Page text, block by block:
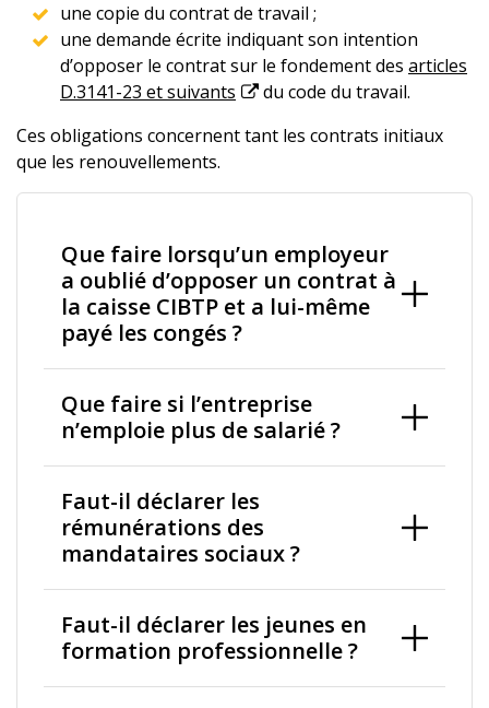
une copie du contrat de travail ;
une demande écrite indiquant son intention
d’opposer le contrat sur le fondement des articles
D.3141-23 et suivants
du code du travail.
Ces obligations concernent tant les contrats initiaux
que les renouvellements.
Que faire lorsqu’un employeur
a oublié d’opposer un contrat à
la caisse CIBTP et a lui-même
payé les congés ?
Que faire si l’entreprise
n’emploie plus de salarié ?
Faut-il déclarer les
rémunérations des
mandataires sociaux ?
Faut-il déclarer les jeunes en
formation professionnelle ?